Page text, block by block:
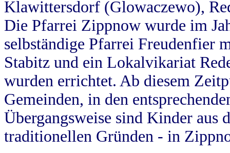
Klawittersdorf (Glowaczewo),
Die Pfarrei Zippnow wurde im
selbständige Pfarrei Freudenfier
Stabitz und ein Lokalvikariat
wurden errichtet. Ab diesem
Gemeinden, in den
Übergangsweise sind Kinder aus
traditionellen Gründen - in